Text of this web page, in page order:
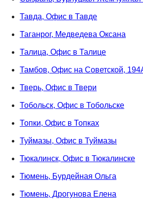
Тавда, Офис в Тавде
Таганрог, Медведева Оксана
Талица, Офис в Талице
Тамбов, Офис на Советской,
Тверь, Офис в Твери
Тобольск, Офис в Тобольске
Топки, Офис в Топках
Туймазы, Офис в Туймазы
Тюкалинск, Офис в Тюкалинске
Тюмень, Бурдейная Ольга
Тюмень, Дрогунова Елена